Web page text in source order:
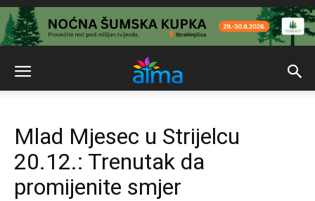
Mlad Mjesec u Strijelcu
20.12.: Trenutak da
promijenite smjer